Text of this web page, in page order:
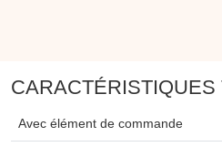
Avec élément de commande